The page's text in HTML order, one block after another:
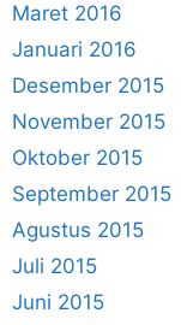
Maret 2016
Januari 2016
Desember 2015
November 2015
Oktober 2015
September 2015
Agustus 2015
Juli 2015
Juni 2015